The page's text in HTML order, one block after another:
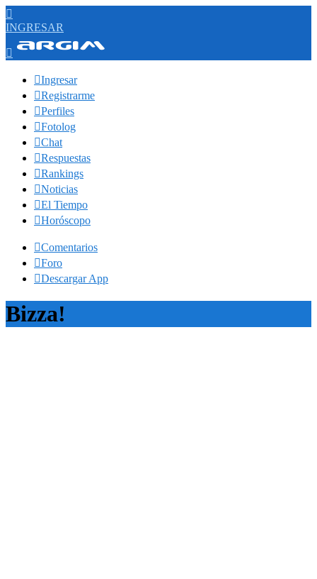

INGRESAR

Ingresar
Registrarme
Perfiles
Fotolog
Chat
Respuestas
Rankings
Noticias
El Tiempo
Horóscopo
Comentarios
Foro
Descargar App
Bizza!